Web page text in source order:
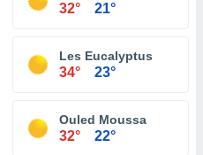
32° 21°
Les Eucalyptus
34° 23°
Ouled Moussa
32° 22°